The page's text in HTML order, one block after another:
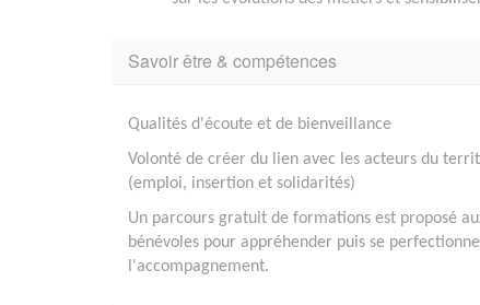
Savoir être & compétences
Qualités d'écoute et de bienveillance
Volonté de créer du lien avec les acteurs du
(emploi, insertion et solidarités)
Un parcours gratuit de formations est proposé
bénévoles pour appréhender puis se
l'accompagnement.